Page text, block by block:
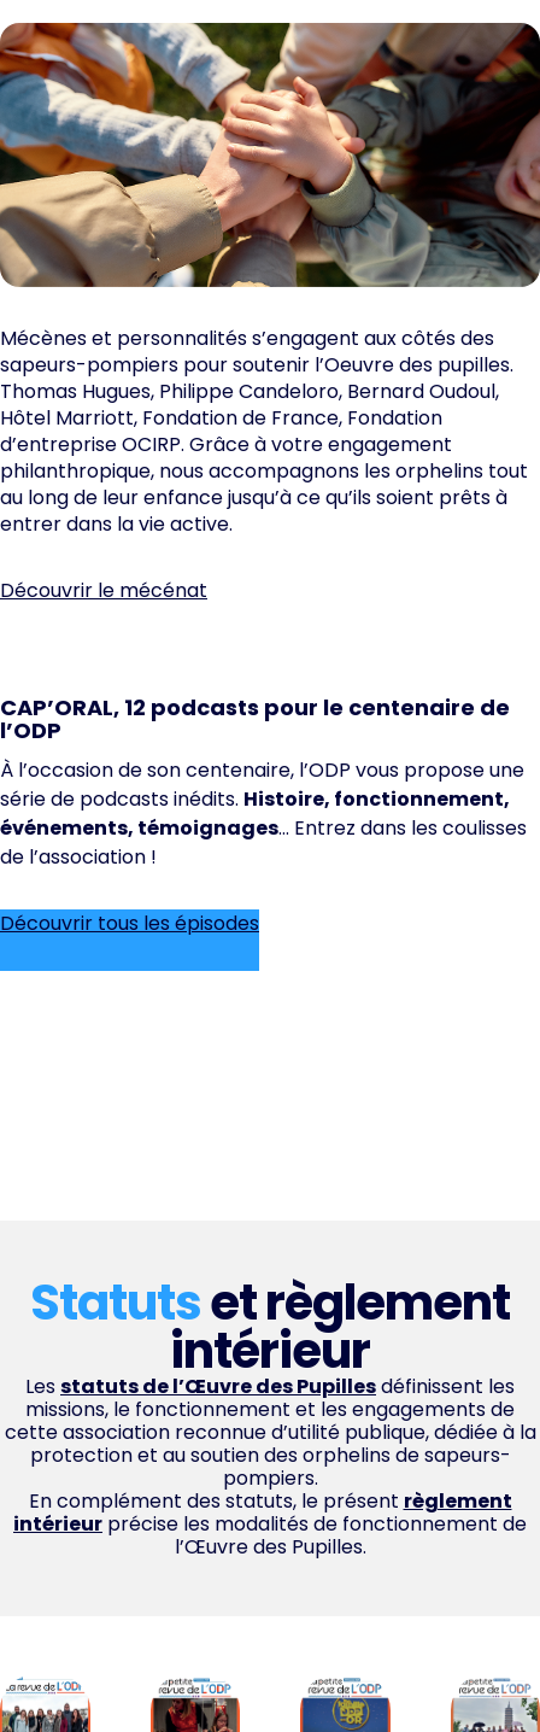
Mécènes et personnalités s’engagent aux côtés des
sapeurs-pompiers pour soutenir l’Oeuvre des pupilles.
Thomas Hugues, Philippe Candeloro, Bernard Oudoul,
Hôtel Marriott, Fondation de France, Fondation
d’entreprise OCIRP. Grâce à votre engagement
philanthropique, nous accompagnons les orphelins tout
au long de leur enfance jusqu’à ce qu’ils soient prêts à
entrer dans la vie active.
Découvrir le mécénat
CAP’ORAL, 12 podcasts pour le centenaire de
l’ODP
À l’occasion de son centenaire, l’ODP vous propose une
série de podcasts inédits. Histoire, fonctionnement,
événements, témoignages… Entrez dans les coulisses
de l’association !
Découvrir tous les épisodes
Statutset règlement
intérieur
Lesstatuts de l’Œuvre des Pupillesdéfinissent les
missions, le fonctionnement et les engagements de
cette association reconnue d’utilité publique, dédiée à la
protection et au soutien des orphelins de sapeurs-
pompiers.
En complément des statuts, le présent règlement
intérieur précise les modalités de fonctionnement de
l’Œuvre des Pupilles.